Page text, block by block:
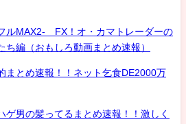
ルMAX2- FX！オ・カマトレーダーの
編（おもしろ動画まとめ速報）
まとめ速報！！ネット乞食DE2000万
ゲ男の髪ってるまとめ速報！！激しく